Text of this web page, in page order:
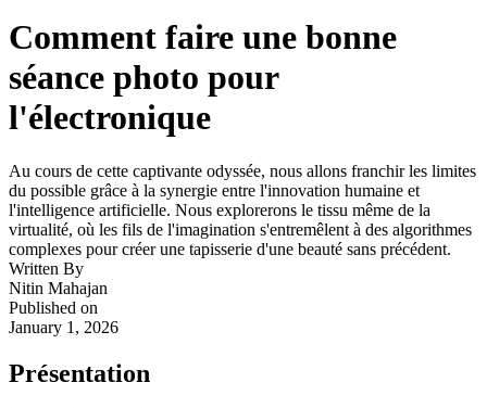
Comment faire une bonne
séance photo pour
l'électronique ‍
Au cours de cette captivante odyssée, nous allons franchir les limites
du possible grâce à la synergie entre l'innovation humaine et
l'intelligence artificielle. Nous explorerons le tissu même de la
virtualité, où les fils de l'imagination s'entremêlent à des algorithmes
complexes pour créer une tapisserie d'une beauté sans précédent.
Written By
Nitin Mahajan
Published on
January 1, 2026
Présentation